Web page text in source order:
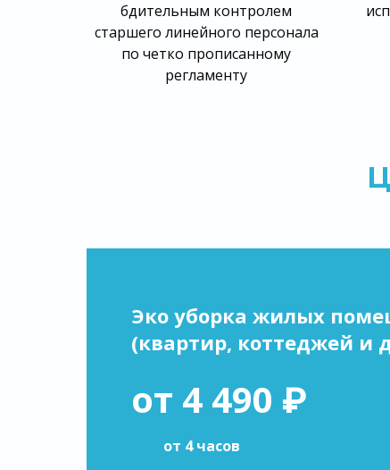
бдительным контролем
старшего линейного персонала
по четко прописанному
регламенту
Эко уборка жилых
(квартир, коттеджей и
от 4 490 ₽
от 4 часов